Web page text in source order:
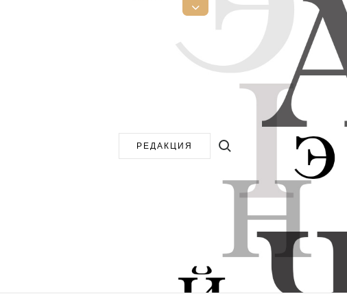
Открыть
верхнюю
боковую
РЕДАКЦИЯ
Поиск: